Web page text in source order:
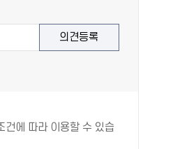
건에 따라 이용할 수 있습